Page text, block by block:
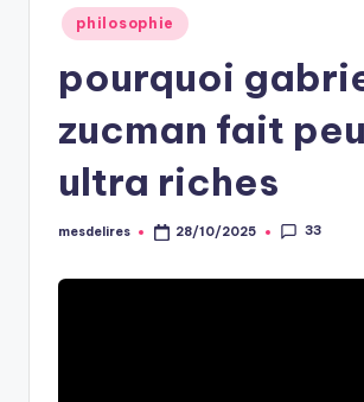
français
Posted
in
philosophie
pourquoi
zucman fait
ultra riches
Posted
mesdelires 28/10/2025 33